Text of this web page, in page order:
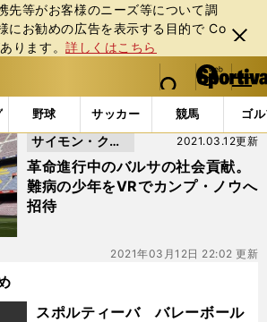
先等がお客様のニーズ等について調
にお勧めの広告を表⽰する⽬的で Co
ります。詳しくはこちら
閉じ
る
web Sportiva (webスポルティーバ)
検索
マイペ
ー
ジ
メニュ
野球 サッカー 競馬 ゴ
ウ」の最新ニュース・ 情報
革命進行中のバルサの社会貢献。
難病の少年をVRでカンプ・ノウへ
招待
2021.03.12更新
サイモン・クー
パー
2021年03月12日 22:02 更新
スポルティーバ バレーボール